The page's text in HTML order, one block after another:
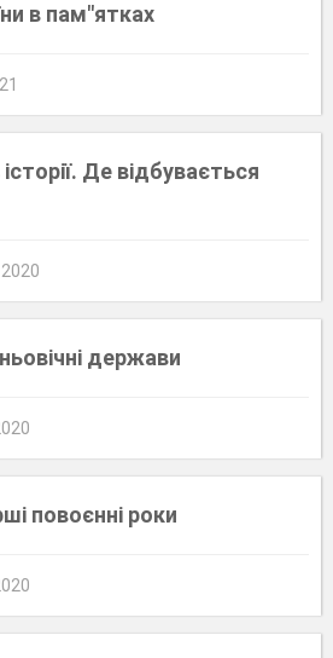
в пам"ятках
історії. Де відбувається
держави
повоєнні роки